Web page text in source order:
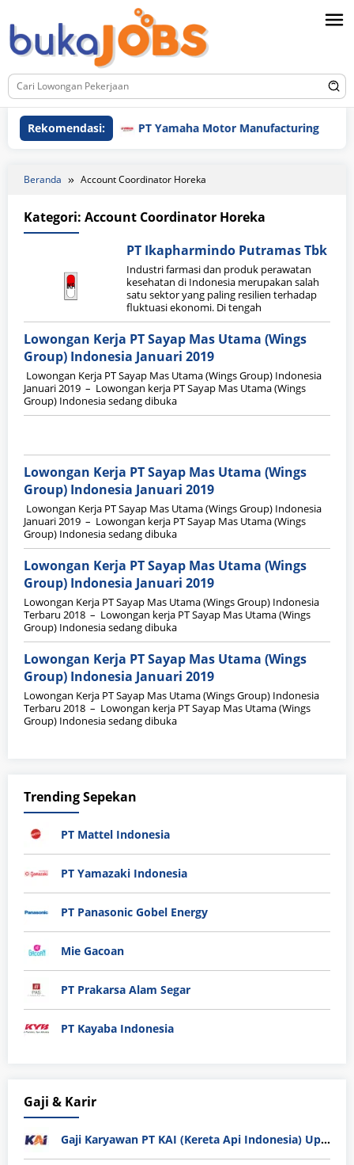
ke
konten
Rekomendasi: PT Yamaha Motor Manufacturing
Beranda Account Coordinator Horeka
Kategori: Account Coordinator Horeka
PT Ikapharmindo Putramas Tbk
Industri farmasi dan produk perawatan
kesehatan di Indonesia merupakan salah
satu sektor yang paling resilien terhadap
fluktuasi ekonomi. Di tengah
Lowongan Kerja PT Sayap Mas Utama (Wings
Group) Indonesia Januari 2019
Lowongan Kerja PT Sayap Mas Utama (Wings Group) Indonesia
Januari 2019 – Lowongan kerja PT Sayap Mas Utama (Wings
Group) Indonesia sedang dibuka
Lowongan Kerja PT Sayap Mas Utama (Wings
Group) Indonesia Januari 2019
Lowongan Kerja PT Sayap Mas Utama (Wings Group) Indonesia
Januari 2019 – Lowongan kerja PT Sayap Mas Utama (Wings
Group) Indonesia sedang dibuka
Lowongan Kerja PT Sayap Mas Utama (Wings
Group) Indonesia Januari 2019
Lowongan Kerja PT Sayap Mas Utama (Wings Group) Indonesia
Terbaru 2018 – Lowongan kerja PT Sayap Mas Utama (Wings
Group) Indonesia sedang dibuka
Lowongan Kerja PT Sayap Mas Utama (Wings
Group) Indonesia Januari 2019
Lowongan Kerja PT Sayap Mas Utama (Wings Group) Indonesia
Terbaru 2018 – Lowongan kerja PT Sayap Mas Utama (Wings
Group) Indonesia sedang dibuka
Trending Sepekan
PT Mattel Indonesia
PT Yamazaki Indonesia
PT Panasonic Gobel Energy
Mie Gacoan
PT Prakarsa Alam Segar
PT Kayaba Indonesia
Gaji & Karir
Gaji Karyawan PT KAI (Kereta Api Indonesia) Update 2025